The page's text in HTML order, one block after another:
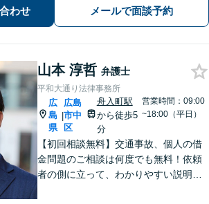
験を活かした的確な対応で、企業の発
展と経営をサポート。顧問契約もお任
わせ メールで面談予約
山本 淳哲 弁護士
平和大通り法律事務所
広
島
県
|
広島
市中
区
舟入町駅
から徒歩5
分
営業時間：09:00
~18:00（平日）
【初回相談無料】交通事故、個人の借
金問題のご相談は何度でも無料！依頼
者の側に立って、わかりやすい説明を